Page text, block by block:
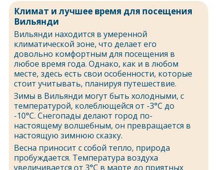
Климат и лучшее время для посещения
Вильянди
Вильянди находится в умеренной
климатической зоне, что делает его
довольно комфортным для посещения в
любое время года. Однако, как и в любом
месте, здесь есть свои особенности, которые
стоит учитывать, планируя путешествие.
Зимы в Вильянди могут быть холодными, с
температурой, колеблющейся от -3°C до
-10°C. Снегопады делают город по-
настоящему волшебным, он превращается в
настоящую зимнюю сказку.
Весна приносит с собой тепло, природа
пробуждается. Температура воздуха
увеличивается от 3°C в марте до приятных